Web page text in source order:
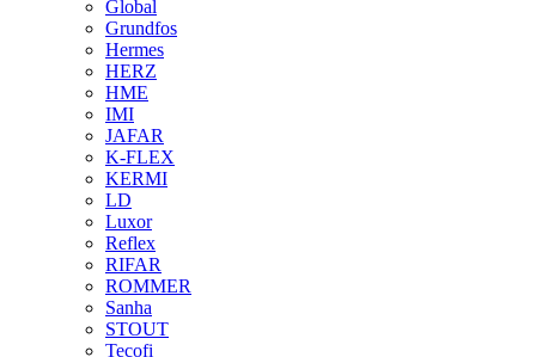
Global
Grundfos
Hermes
HERZ
HME
IMI
JAFAR
K-FLEX
KERMI
LD
Luxor
Reflex
RIFAR
ROMMER
Sanha
STOUT
Tecofi